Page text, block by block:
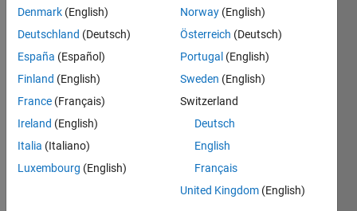
Create
symmetrical
plus
(+)
pattern
centered
in an
matrix.
Denmark (English)
Deutschland (Deutsch)
España (Español)
Finland (English)
France (Français)
Ireland (English)
Italia (Italiano)
Luxembourg (English)
Norway (English)
Österreich (Deutsch)
Portugal (English)
Sweden (English)
Switzerland
Deutsch
English
Français
United Kingdom (English)